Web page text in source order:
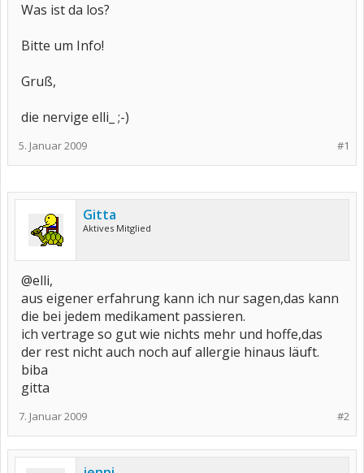
Was ist da los?
Bitte um Info!
Gruß,
die nervige elli_ ;-)
#1
5. Januar 2009
Gitta
Aktives Mitglied
@elli,
aus eigener erfahrung kann ich nur sagen,das kann
die bei jedem medikament passieren.
ich vertrage so gut wie nichts mehr und hoffe,das
der rest nicht auch noch auf allergie hinaus läuft.
biba
gitta
#2
7. Januar 2009